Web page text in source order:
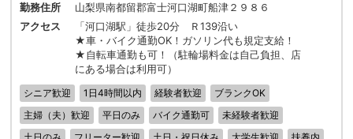
勤務住所
山梨県南都留郡富士河口湖町船津２９８６
アクセス
「河口湖駅」徒歩20分 Ｒ139沿い
★車・バイク通勤OK！ガソリン代も規定支給！
★自転車通勤も可！（駐輪場料金は自己負担、店
にある場合は利用可）
シニア歓迎 1日4時間以内 経験者歓迎
ブランクOK
主婦（夫）歓迎
平日のみ バイク通勤可
未経験者歓迎